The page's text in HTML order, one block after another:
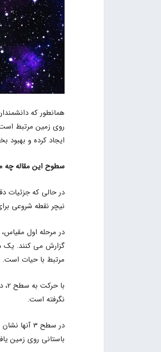
همانطور که
روی زمین مرتبط است
ایجاد کرده و بهبود
سطوح این مقاله چه
در حالی که جزئیات
نیچر نقطه شروعی
گزارش می کنند. یک
مرتبط با حیات است.
نگرفته است.
در سطح 3
باستانی روی زمین